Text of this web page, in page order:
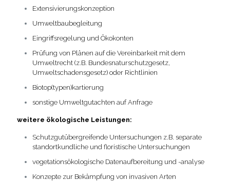
Extensivierungskonzeption
Umweltbaubegleitung
Eingriffsregelung und Ökokonten
Prüfung von Plänen auf die Vereinbarkeit mit dem
Umweltrecht (z.B. Bundesnaturschutzgesetz,
Umweltschadensgesetz) oder Richtlinien
Biotop(typen)kartierung
sonstige Umweltgutachten auf Anfrage
weitere ökologische Leistungen:
Schutzgutübergreifende Untersuchungen z.B. separate
standortkundliche und floristische Untersuchungen
vegetationsökologische Datenaufbereitung und -analyse
Konzepte zur Bekämpfung von invasiven Arten